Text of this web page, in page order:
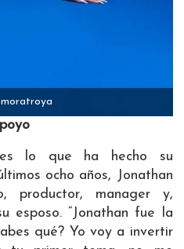
lo que ha hecho su
ocho años, Jonathan
productor, manager y,
esposo. “Jonathan fue la
qué? Yo voy a invertir